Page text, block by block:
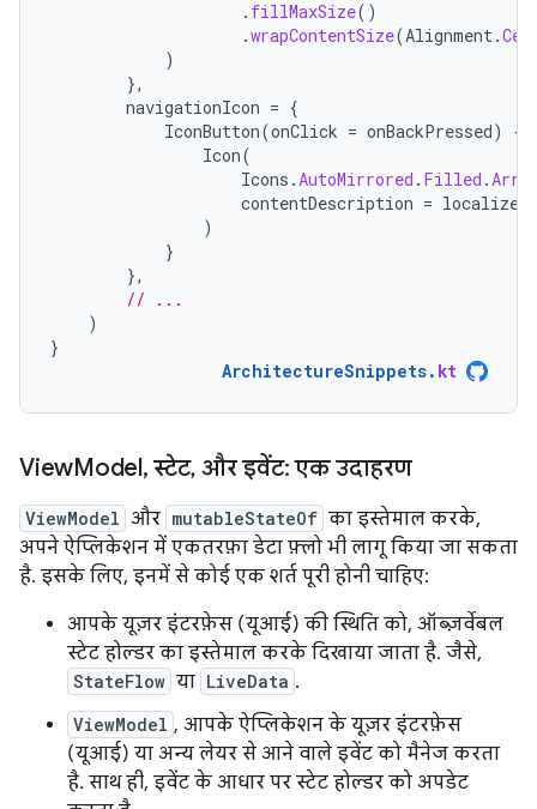
. fillMaxSize()
.wrapContentSize(Alignment .
)
},
navigationIcon = {
IconButton(onClick = onBackPressed)
{
Icon(
Icons . AutoMirrored . Filled .
contentDescription =
)
}
},
// ...
)
}
ArchitectureSnippets. kt
ViewModel, स्टेट, और इवेंट: एक उदाहरण
ViewModel और mutableStateOf का इस्तेमाल करके,
अपने ऐप्लिकेशन में एकतरफ़ा डेटा फ़्लो भी लागू किया जा सकता
है. इसके लिए, इनमें से कोई एक शर्त पूरी होनी चाहिए:
आपके यूज़र इंटरफ़ेस (यूआई) की स्थिति को, ऑब्ज़र्वेबल
स्टेट होल्डर का इस्तेमाल करके दिखाया जाता है. जैसे,
StateFlow या LiveData .
ViewModel , आपके ऐप्लिकेशन के यूज़र इंटरफ़ेस
(यूआई) या अन्य लेयर से आने वाले इवेंट को मैनेज करता
है. साथ ही, इवेंट के आधार पर स्टेट होल्डर को अपडेट